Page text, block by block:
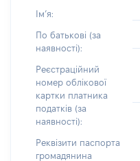
Імʼя:
По батькові (за
наявності):
Реєстраційний
номер облікової
картки платника
податків (за
наявності):
Реквізити паспорта
громадянина